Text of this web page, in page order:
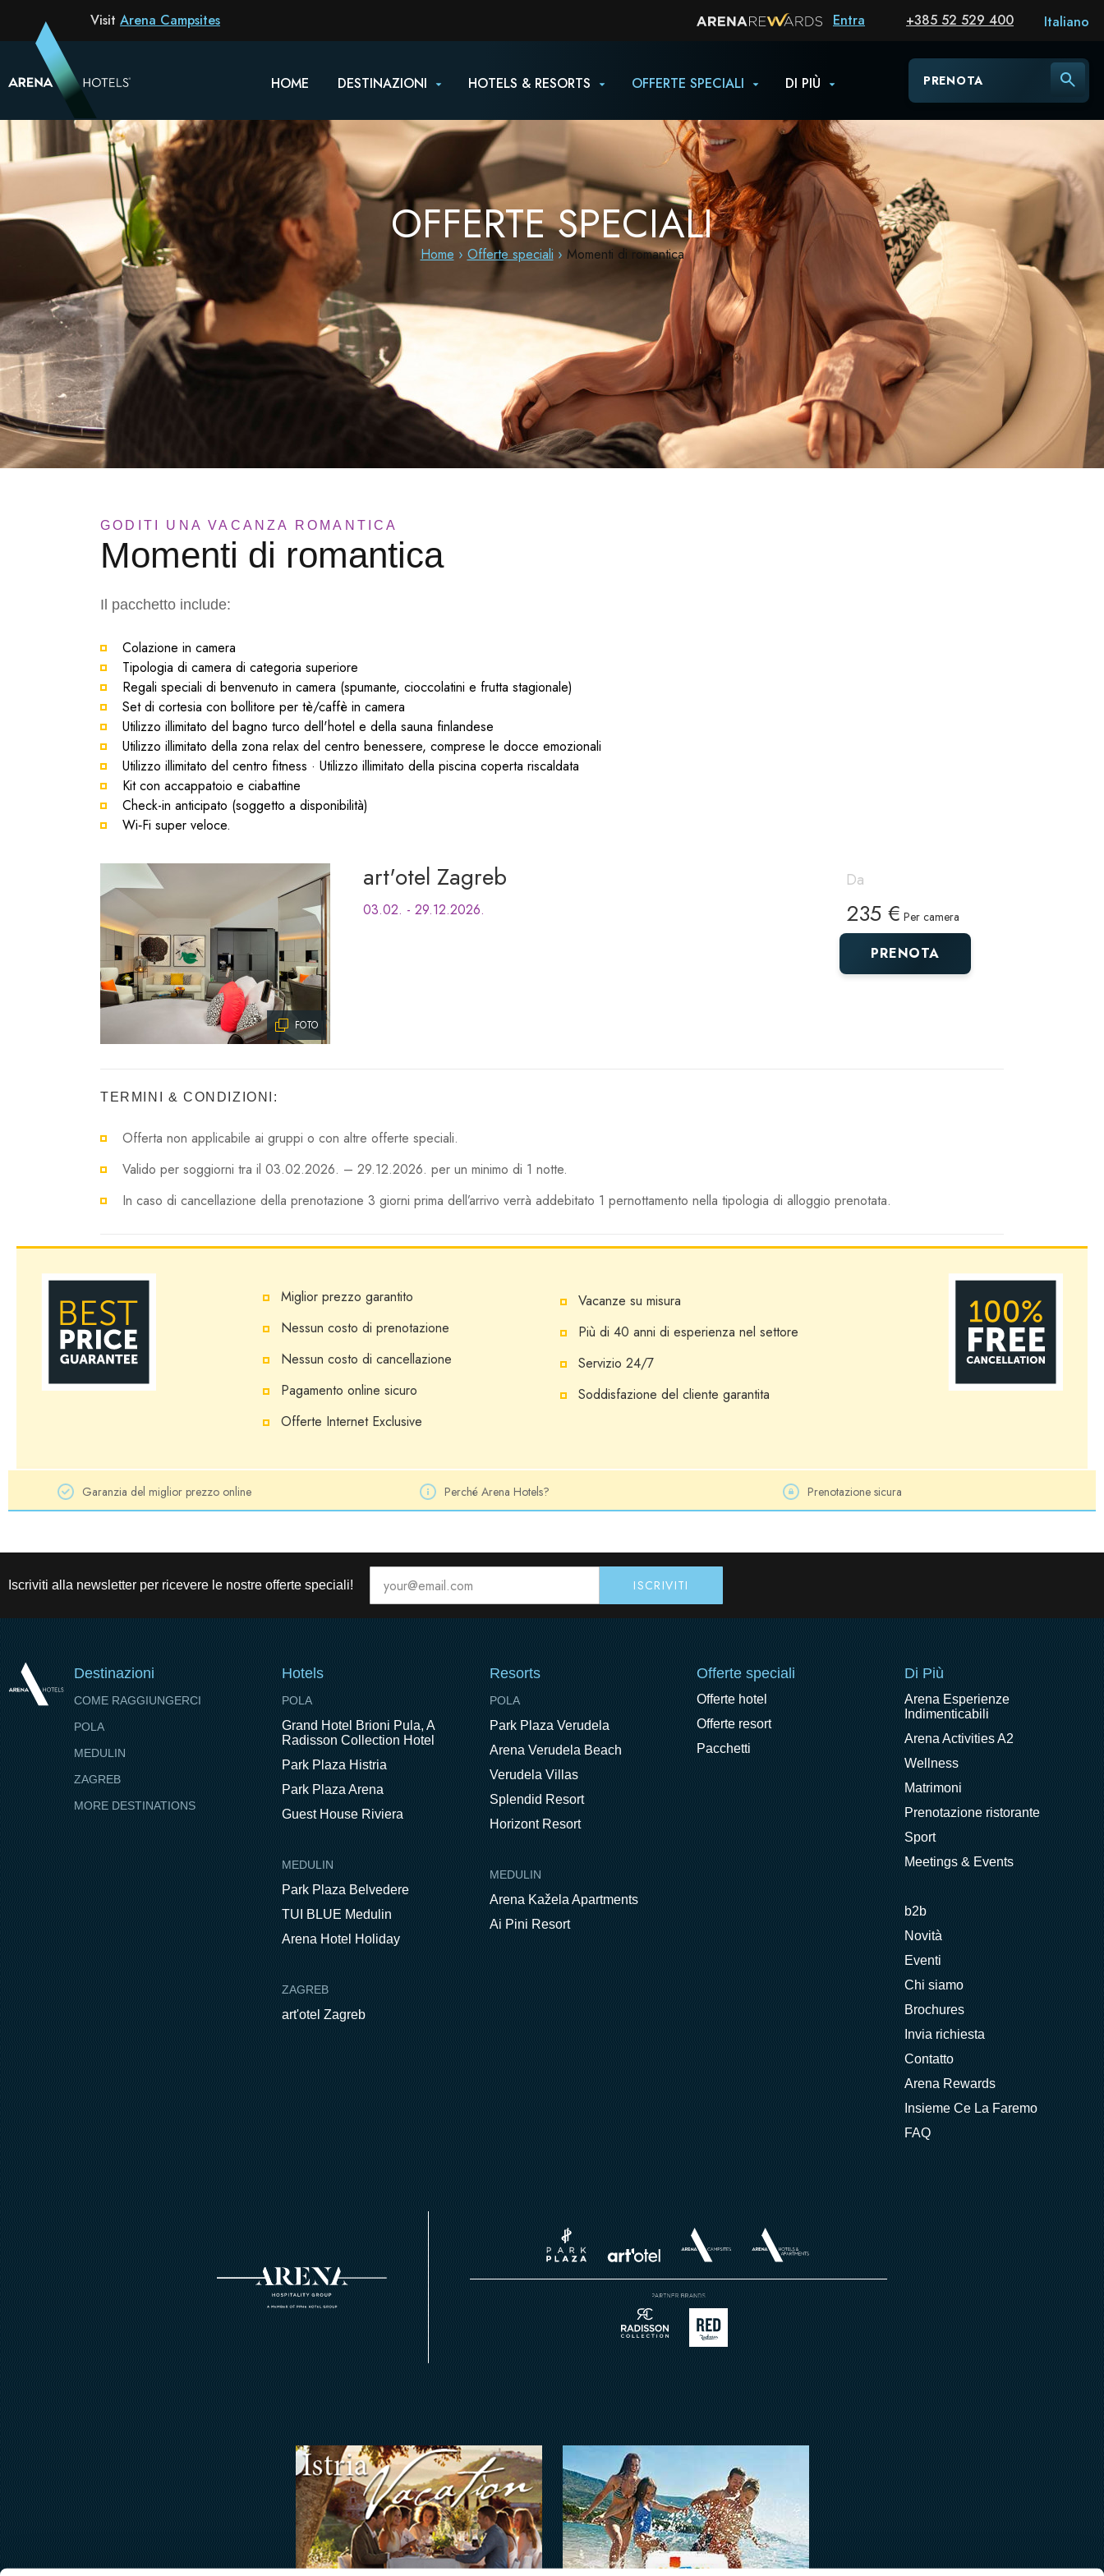
Visit Arena Campsites Entra +385 52 529 400
HOME DESTINAZIONI HOTELS & RESORTS OFFERTE SPECIALI DI PIÙ PRENOTA
Italiano
OFFERTE SPECIALI
Home Offerte speciali Momenti di romantica
GODITI UNA VACANZA ROMANTICA
Momenti di romantica
Il pacchetto include:
Colazione in camera
Tipologia di camera di categoria superiore
Regali speciali di benvenuto in camera (spumante, cioccolatini e frutta stagionale)
Set di cortesia con bollitore per tè/caffè in camera
Utilizzo illimitato del bagno turco dell'hotel e della sauna finlandese
Utilizzo illimitato della zona relax del centro benessere, comprese le docce emozionali
Utilizzo illimitato del centro fitness · Utilizzo illimitato della piscina coperta riscaldata
Kit con accappatoio e ciabattine
Check-in anticipato (soggetto a disponibilità)
Wi‑Fi super veloce.
FOTO
Da
235 € Per camera
PRENOTA
art'otel Zagreb
03.02. - 29.12.2026.
TERMINI & CONDIZIONI:
Offerta non applicabile ai gruppi o con altre offerte speciali.
Valido per soggiorni tra il 03.02.2026. – 29.12.2026. per un minimo di 1 notte.
In caso di cancellazione della prenotazione 3 giorni prima dell’arrivo verrà addebitato 1 pernottamento nella tipologia di alloggio prenotata.
Miglior prezzo garantito
Nessun costo di prenotazione
Nessun costo di cancellazione
Pagamento online sicuro
Offerte Internet Exclusive
Vacanze su misura
Più di 40 anni di esperienza nel settore
Servizio 24/7
Soddisfazione del cliente garantita
Garanzia del miglior prezzo online Perché Arena Hotels? Prenotazione sicura
Iscriviti alla newsletter per ricevere le nostre offerte speciali!
Destinazioni
COME RAGGIUNGERCI
POLA
MEDULIN
ZAGREB
MORE DESTINATIONS
Hotels
POLA
Grand Hotel Brioni Pula, A
Radisson Collection Hotel
Park Plaza Histria
Park Plaza Arena
Guest House Riviera
MEDULIN
Park Plaza Belvedere
TUI BLUE Medulin
Arena Hotel Holiday
ZAGREB
art'otel Zagreb
Resorts
POLA
Park Plaza Verudela
Arena Verudela Beach
Verudela Villas
Splendid Resort
Horizont Resort
MEDULIN
Arena Kažela Apartments
Ai Pini Resort
Offerte speciali
Offerte hotel
Offerte resort
Pacchetti
Di Più
Arena Esperienze
Indimenticabili
Arena Activities A2
Wellness
Matrimoni
Prenotazione ristorante
Sport
Meetings & Events
b2b
Novità
Eventi
Chi siamo
Brochures
Invia richiesta
Contatto
Arena Rewards
Insieme Ce La Faremo
FAQ